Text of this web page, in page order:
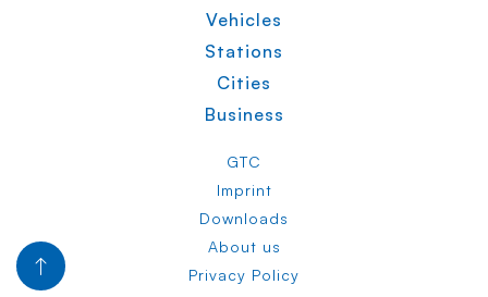
Vehicles
Stations
Cities
Business
GTC
Imprint
Downloads
About us
Privacy Policy